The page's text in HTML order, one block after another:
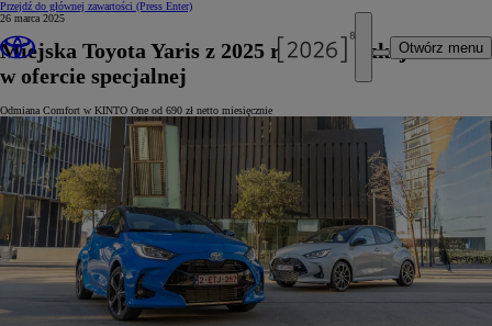
Przejdź do głównej zawartości (Press Enter)
Otwórz menu
26 marca 2025
Miejska Toyota Yaris z 2025 roku produkcji
w ofercie specjalnej
Odmiana Comfort w KINTO One od 690 zł netto miesięcznie